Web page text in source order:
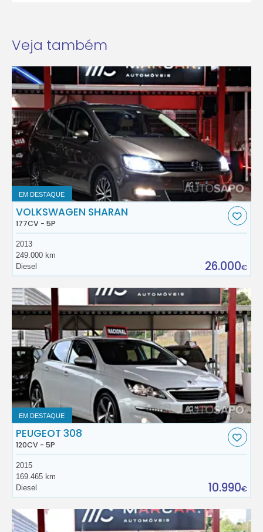
Veja também
EM DESTAQUE
VOLKSWAGEN SHARAN
177CV - 5P
2013
249.000 km
Diesel
26.000€
EM DESTAQUE
PEUGEOT 308
120CV - 5P
2015
169.465 km
Diesel
10.990€